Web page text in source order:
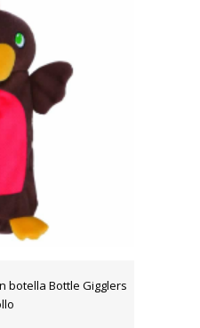
botella Bottle Gigglers